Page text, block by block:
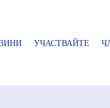
УЧАСТВАЙТЕ